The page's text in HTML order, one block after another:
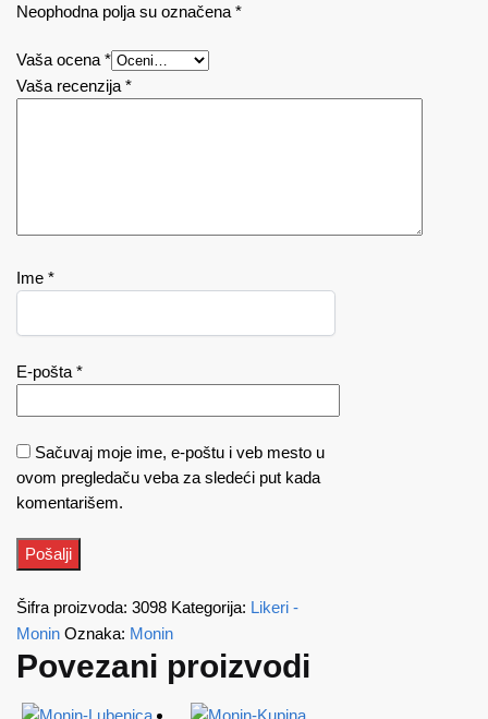
Neophodna polja su označena *
Vaša ocena *
Vaša recenzija *
Ime *
E-pošta *
Sačuvaj moje ime, e-poštu i veb mesto u
ovom pregledaču veba za sledeći put kada
komentarišem.
Šifra proizvoda: 3098 Kategorija: Likeri -
Monin Oznaka: Monin
Povezani proizvodi